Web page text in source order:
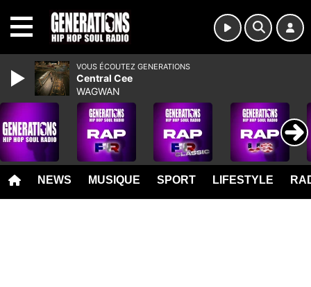
NEWS MUSIQUE SPORT LIFESTYLE
VOUS ÉCOUTEZ GENERATIONS
Central Cee
WAGWAN